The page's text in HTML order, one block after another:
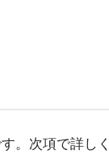
。次項で詳しく